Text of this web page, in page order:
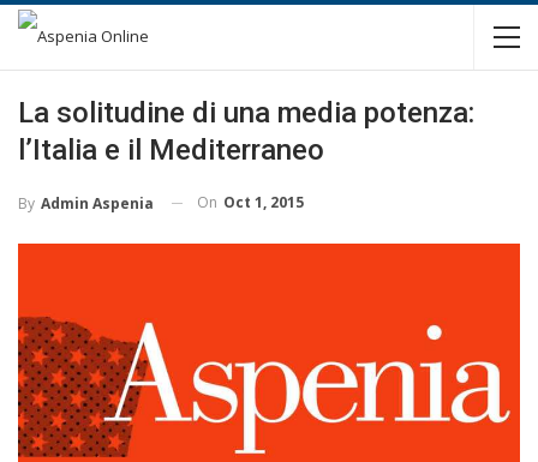
La solitudine di una media potenza:
l’Italia e il Mediterraneo
By Admin Aspenia On Oct 1, 2015